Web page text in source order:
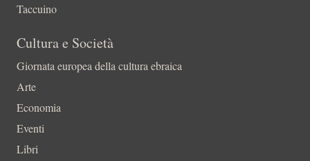
Taccuino
Cultura e Società
Giornata europea della cultura ebraica
Arte
Economia
Eventi
Libri